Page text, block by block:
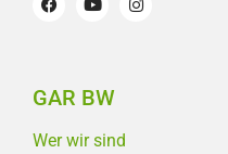
GAR BW
Wer wir sind